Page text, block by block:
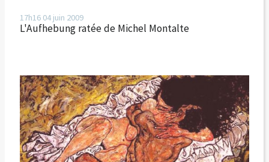
17h16 04 juin 2009
L'Aufhebung ratée de Michel Montalte